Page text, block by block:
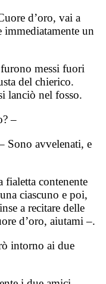
d’oro, vai a
immediatamente un
messi fuori
del chierico.
lanciò nel fosso.
–
Sono avvelenati, e
fialetta contenente
ciascuno e poi,
a recitare delle
d’oro, aiutami –.
intorno ai due